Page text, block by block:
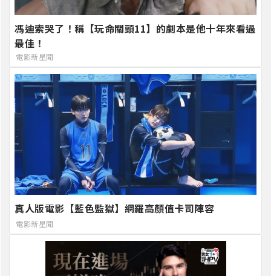
馮迪索哭了！稱【玩命關頭11】的劇本是他十年來看過
最佳！
電影新星聞
真人版電影【藍色監獄】網羅高顏值卡司陣容
電影新星聞